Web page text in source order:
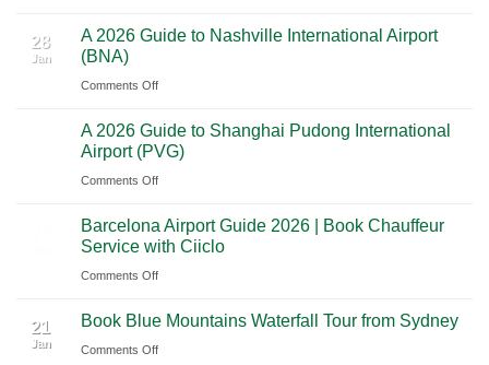
Through
National
The
Cultural
Across
Southern
Mexico
Mexico
Highlights:
Luxury
Travel
Journey
Playa
del
Carmen
Tulum
28
Jan
A 2026 Guide to Nashville International Airport
(BNA)
Comments Offon
2026
Guide
to
International
Airport
(BNA)
A 2026 Guide to Shanghai Pudong International
Airport (PVG)
Comments Offon
2026
Guide
to
Pudong
International
Barcelona Airport Guide 2026 | Book Chauffeur
Service with Ciiclo
Comments Offon
Airport
Guide
21
Jan
Book Blue Mountains Waterfall Tour from Sydney
Comments Offon